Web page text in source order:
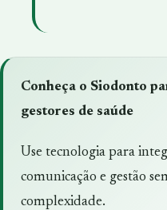
Conheça o Siodonto
gestores de saúde
Use tecnologia para
comunicação e gestão
complexidade.